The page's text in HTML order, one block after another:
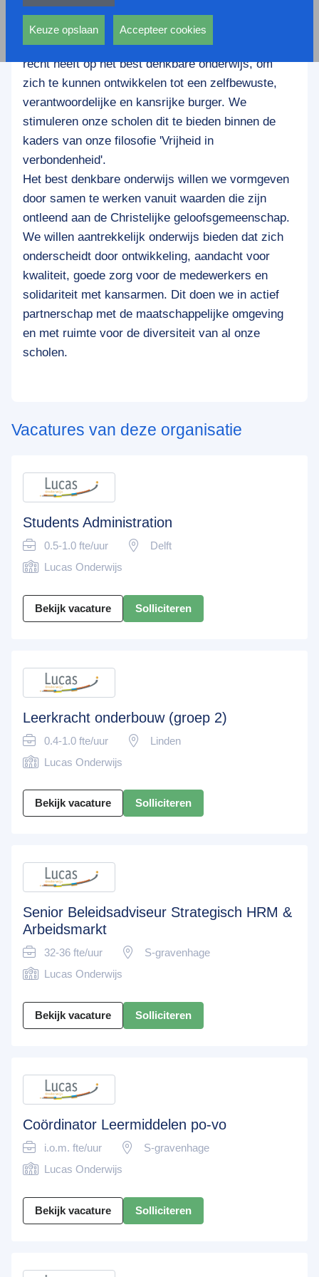
Lucas Onderwijs is een dynamische en betrokken
stichting voor bijzonder primair en voortgezet
onderwijs. Wij werken vanuit de visie dat ieder kind
recht heeft op het best denkbare onderwijs, om
zich te kunnen ontwikkelen tot een zelfbewuste,
verantwoordelijke en kansrijke burger. We
stimuleren onze scholen dit te bieden binnen de
kaders van onze filosofie 'Vrijheid in
verbondenheid'.
Het best denkbare onderwijs willen we vormgeven
door samen te werken vanuit waarden die zijn
ontleend aan de Christelijke geloofsgemeenschap.
We willen aantrekkelijk onderwijs bieden dat zich
onderscheidt door ontwikkeling, aandacht voor
kwaliteit, goede zorg voor de medewerkers en
solidariteit met kansarmen. Dit doen we in actief
partnerschap met de maatschappelijke omgeving
en met ruimte voor de diversiteit van al onze
scholen.
Vacatures van deze organisatie
Students Administration
0.5-1.0 fte/uur
Delft
Lucas Onderwijs
Bekijk vacature Solliciteren
Leerkracht onderbouw (groep 2)
0.4-1.0 fte/uur
Linden
Lucas Onderwijs
Bekijk vacature Solliciteren
Senior Beleidsadviseur Strategisch HRM &
Arbeidsmarkt
32-36 fte/uur
S-gravenhage
Lucas Onderwijs
Bekijk vacature Solliciteren
Coördinator Leermiddelen po-vo
i.o.m. fte/uur
S-gravenhage
Lucas Onderwijs
Bekijk vacature Solliciteren
andere wordt voorkomen dat dezelfde advertentie
voortdurend verschijnt.
Keuze opslaan Accepteer cookies